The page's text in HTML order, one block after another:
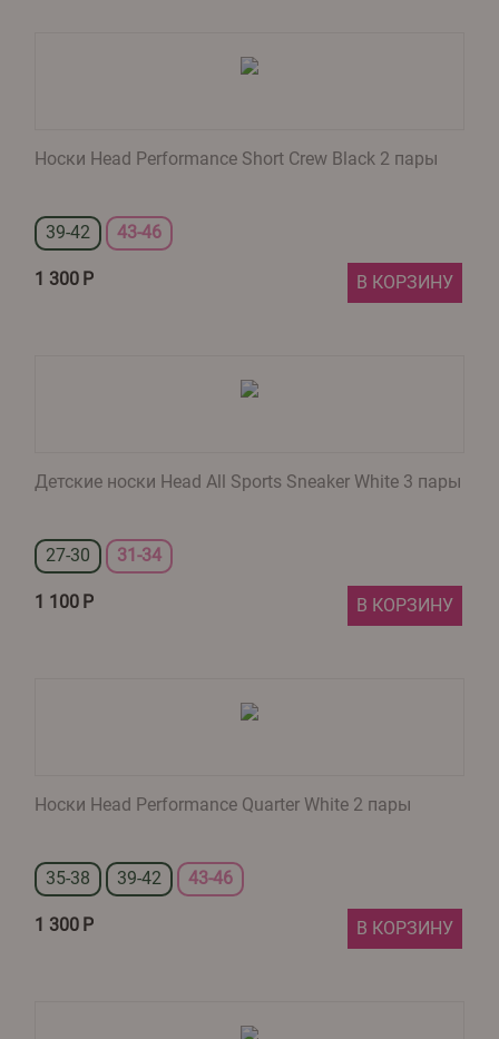
Носки Head Performance Short Crew Black 2 пары
39-42 43-46
1 300 Р В КОРЗИНУ
Детские носки Head All Sports Sneaker White 3 пары
27-30 31-34
1 100 Р В КОРЗИНУ
Носки Head Performance Quarter White 2 пары
35-38 39-42 43-46
1 300 Р В КОРЗИНУ